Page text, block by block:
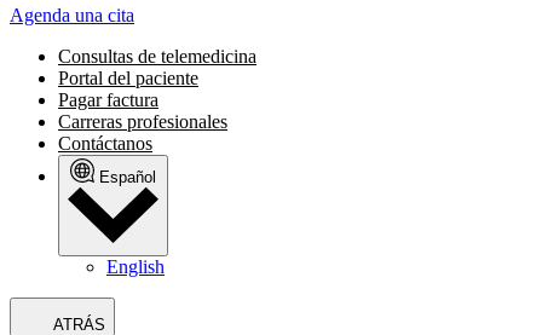
Agenda una cita
Consultas de telemedicina
Portal del paciente
Pagar factura
Carreras profesionales
Contáctanos
Español
English
ATRÁS